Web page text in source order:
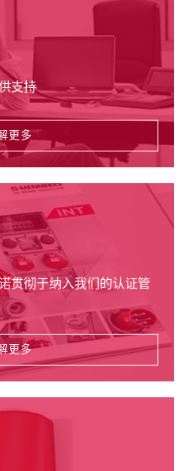
支持
更多
贯彻于纳入我们的认证管
更多